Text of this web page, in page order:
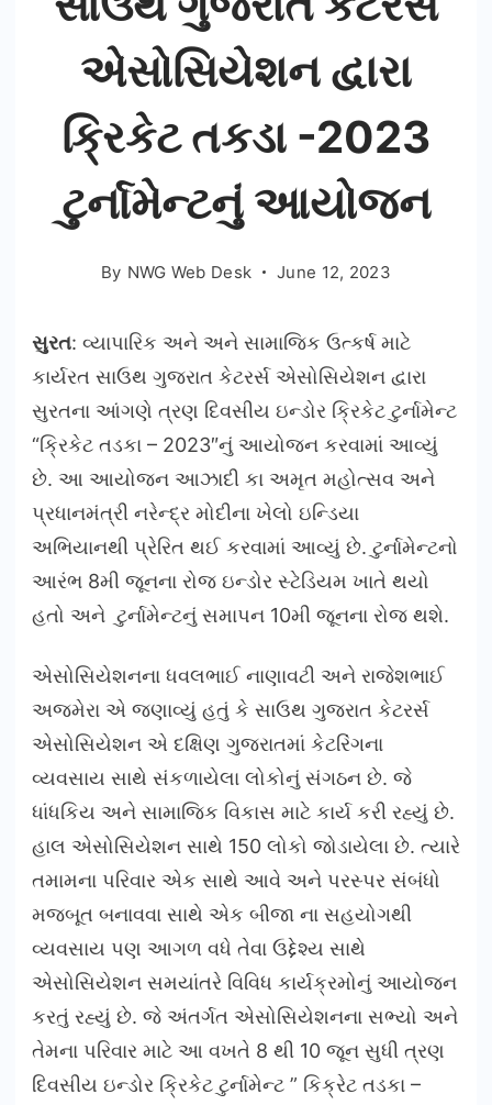
એસોસિયેશન દ્વારા
ક્રિકેટ તકડા -2023
ટુર્નામેન્ટનું આયોજન
By NWG Web Desk June 12, 2023
સુરત: વ્યાપારિક અને અને સામાજિક ઉત્કર્ષ માટે
કાર્યરત સાઉથ ગુજરાત કેટરર્સ એસોસિયેશન દ્વારા
સુરતના આંગણે ત્રણ દિવસીય ઇન્ડોર ક્રિકેટ ટુર્નામેન્ટ
“ક્રિકેટ તડકા – 2023″નું આયોજન કરવામાં આવ્યું
છે. આ આયોજન આઝાદી કા અમૃત મહોત્સવ અને
પ્રધાનમંત્રી નરેન્દ્ર મોદીના ખેલો ઇન્ડિયા
અભિયાનથી પ્રેરિત થઈ કરવામાં આવ્યું છે. ટુર્નામેન્ટનો
આરંભ 8મી જૂનના રોજ ઇન્ડોર સ્ટેડિયમ ખાતે થયો
હતો અને ટુર્નામેન્ટનું સમાપન 10મી જૂનના રોજ થશે.
એસોસિયેશનના ધવલભાઈ નાણાવટી અને રાજેશભાઈ
અજમેરા એ જણાવ્યું હતું કે સાઉથ ગુજરાત કેટરર્સ
એસોસિયેશન એ દક્ષિણ ગુજરાતમાં કેટરિંગના
વ્યવસાય સાથે સંકળાયેલા લોકોનું સંગઠન છે. જે
ધાંધકિય અને સામાજિક વિકાસ માટે કાર્ય કરી રહ્યું છે.
હાલ એસોસિયેશન સાથે 150 લોકો જોડાયેલા છે. ત્યારે
તમામના પરિવાર એક સાથે આવે અને પરસ્પર સંબંધો
મજબૂત બનાવવા સાથે એક બીજા ના સહયોગથી
વ્યવસાય પણ આગળ વધે તેવા ઉદ્દેશ્ય સાથે
એસોસિયેશન સમયાંતરે વિવિધ કાર્યક્રમોનું આયોજન
કરતું રહ્યું છે. જે અંતર્ગત એસોસિયેશનના સભ્યો અને
તેમના પરિવાર માટે આ વખતે 8 થી 10 જૂન સુધી ત્રણ
દિવસીય ઇન્ડોર ક્રિકેટ ટુર્નામેન્ટ ” કિક્રેટ તડકા –